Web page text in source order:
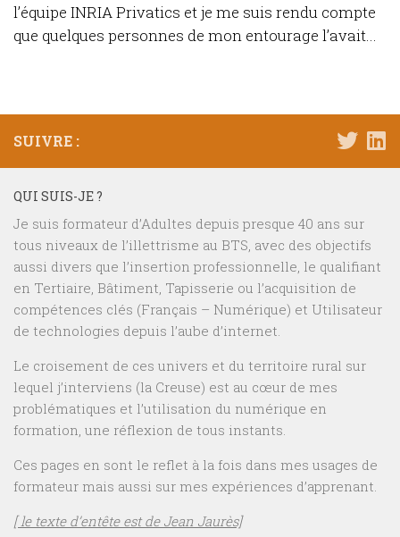
l’équipe INRIA Privatics et je me suis rendu compte
que quelques personnes de mon entourage l’avait...
SUIVRE :
QUI SUIS-JE ?
Je suis formateur d’Adultes depuis presque 40 ans sur
tous niveaux de l’illettrisme au BTS, avec des objectifs
aussi divers que l’insertion professionnelle, le qualifiant
en Tertiaire, Bâtiment, Tapisserie ou l’acquisition de
compétences clés (Français – Numérique) et Utilisateur
de technologies depuis l’aube d’internet.
Le croisement de ces univers et du territoire rural sur
lequel j’interviens (la Creuse) est au cœur de mes
problématiques et l’utilisation du numérique en
formation, une réflexion de tous instants.
Ces pages en sont le reflet à la fois dans mes usages de
formateur mais aussi sur mes expériences d’apprenant.
[ le texte d’entête est de Jean Jaurès]